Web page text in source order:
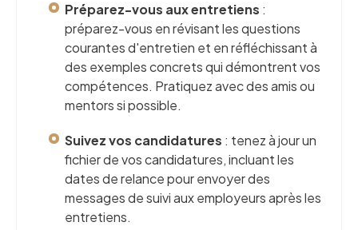
Préparez-vous aux entretiens :
préparez-vous en révisant les questions
courantes d'entretien et en réfléchissant à
des exemples concrets qui démontrent vos
compétences. Pratiquez avec des amis ou
mentors si possible.
Suivez vos candidatures : tenez à jour un
fichier de vos candidatures, incluant les
dates de relance pour envoyer des
messages de suivi aux employeurs après les
entretiens.